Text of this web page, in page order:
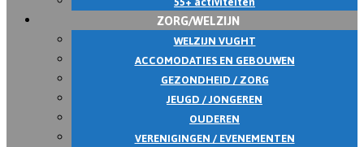
ZORG/WELZIJN
WELZIJN VUGHT
ACCOMODATIES EN GEBOUWEN
GEZONDHEID / ZORG
JEUGD / JONGEREN
OUDEREN
VERENIGINGEN / EVENEMENTEN